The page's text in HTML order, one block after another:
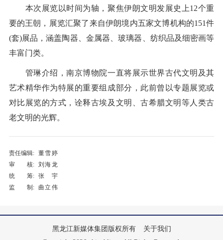
本次展览以时间为轴，聚焦伊朗文明发展史上12个重
要的王朝，展览汇聚了来自伊朗境内五家文博机构的151件
(套)展品，涵盖陶器、金属器、玻璃器、纺织品及细密画等
丰富门类。
管琳介绍，南京博物院一直将展示世界古代文明及其
艺术精华作为特展的重要组成部分，此前曾以专题展览或
对比展览的方式，诠释古埃及文明、古希腊文明等人类古
老文明的光辉。
责任编辑: 董雪婷
审 核: 刘海龙
统 筹: 张宇
监 制: 曲立伟
黑龙江新媒体集团版权所有
关于我们